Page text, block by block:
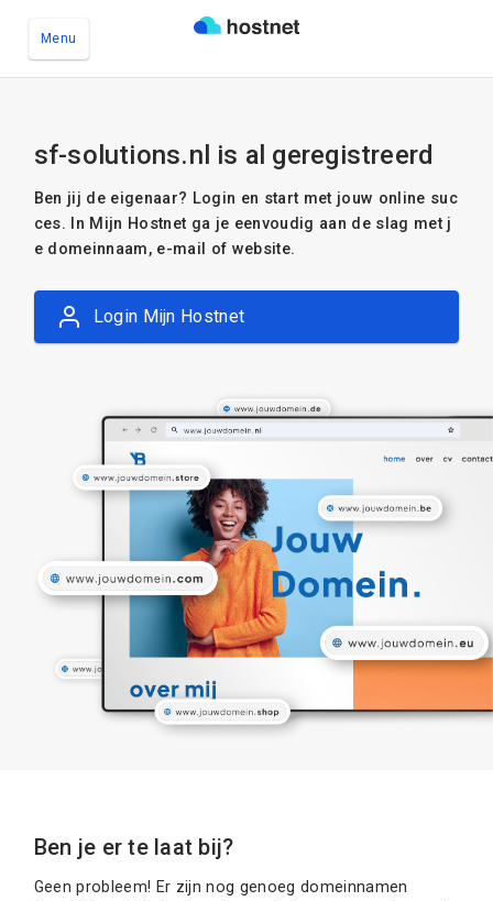
Menu
sf-solutions.nl is al geregistreerd
Ben jij de eigenaar? Login en start met jouw online suc
ces. In Mijn Hostnet ga je eenvoudig aan de slag met j
e domeinnaam, e-mail of website.
Login Mijn Hostnet
Ben je er te laat bij?
Geen probleem! Er zijn nog genoeg domeinnamen